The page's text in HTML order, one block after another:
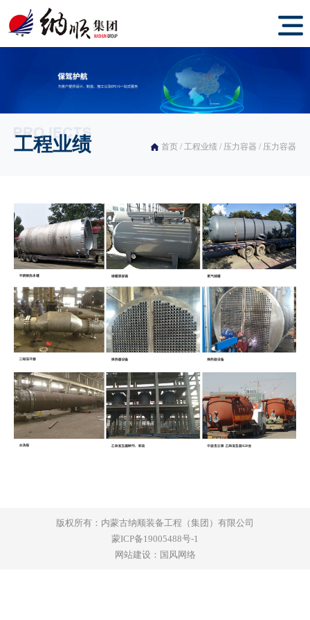
工程业绩 首页 / 工程业绩 / 压力容器 / 压力容器
版权所有：内蒙古纳顺装备工程（集团）有限公司
蒙ICP备19005488号-1
网站建设： 国风网络